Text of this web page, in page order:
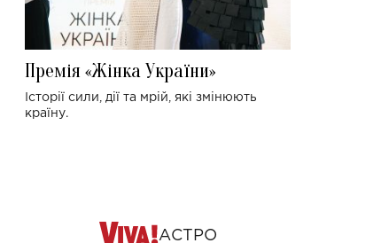
Премія «Жінка України»
Історії сили, дії та мрій, які змінюють
країну.
АСТРО